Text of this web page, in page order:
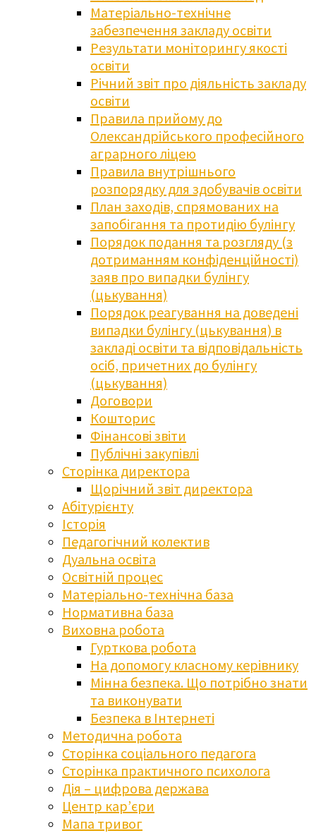
Матеріально-технічне
забезпечення закладу освіти
Результати моніторингу якості
освіти
Річний звіт про діяльність закладу
освіти
Правила прийому до
Олександрійського професійного
аграрного ліцею
Правила внутрішнього
розпорядку для здобувачів освіти
План заходів, спрямованих на
запобігання та протидію булінгу
Порядок подання та розгляду (з
дотриманням конфіденційності)
заяв про випадки булінгу
(цькування)
Порядок реагування на доведені
випадки булінгу (цькування) в
закладі освіти та відповідальність
осіб, причетних до булінгу
(цькування)
Договори
Кошторис
Фінансові звіти
Публічні закупівлі
Сторінка директора
Щорічний звіт директора
Абітурієнту
Історія
Педагогічний колектив
Дуальна освіта
Освітній процес
Матеріально-технічна база
Нормативна база
Виховна робота
Гурткова робота
На допомогу класному керівнику
Мінна безпека. Що потрібно знати
та виконувати
Безпека в Інтернеті
Методична робота
Сторінка соціального педагога
Сторінка практичного психолога
Дія – цифрова держава
Центр кар’єри
Мапа тривог